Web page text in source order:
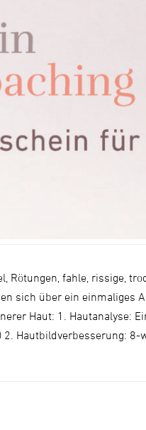
Rötungen, fahle, rissige,
sich über ein einmaliges
Haut: 1. Hautanalyse:
2. Hautbildverbesserung: 8-